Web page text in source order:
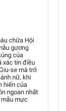
chữa Hội
gương
của
xác tín điều
se mà trở
nữ, khi
hiến của
ngoan nhất
mẫu mực